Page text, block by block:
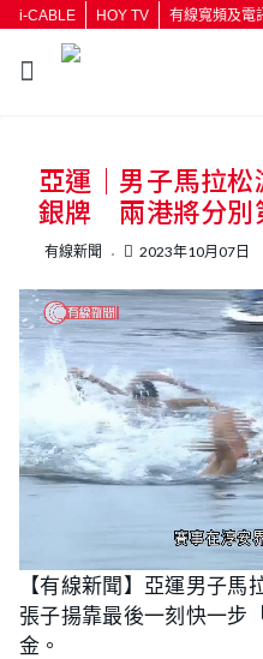
i-CABLE HOY TV 有線寬頻及電
按輸入
亞運｜男子馬拉
銀牌 兩港將分別
有線新聞 2023年10月07日
n
m
t
e
o
a
d
e
d
【有線新聞】亞運男子馬
張子揚靠最後一刻快一步
金。